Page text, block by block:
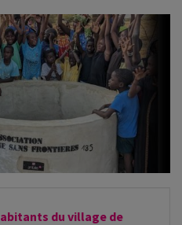
du village de